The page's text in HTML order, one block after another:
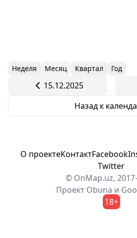
Неделя Месяц Квартал Год
15.12.2025
Назад к
О проектеКонтактFacebook
Twitter
© OnMap.uz,
Проект Obuna и
18+